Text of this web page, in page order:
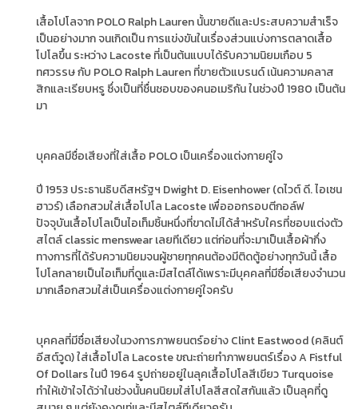
เสื้อโปโลจาก POLO Ralph Lauren นั้นขายดีและประสบความสำเร็จ
เป็นอย่างมาก จนเกิดเป็น การแข่งขันในเรื่องส่วนแบ่งการตลาดเสื้อ
โปโลขึ้น ระหว่าง Lacoste ที่เป็นต้นแบบได้รับความนิยมเกือบ 5
ทศวรรษ กับ POLO Ralph Lauren ที่ขายตัวแบรนด์ เน้นความคลาส
สิกและเรียบหรู ซึ่งเป็นที่ชื่นชอบของคนอเมริกัน ในช่วงปี 1980 เป็นต้น
มา
บุคคลมีชื่อเสียงที่ใส่เสื้อ POLO เป็นเครื่องแต่งกายคู่ใจ
ปี 1953 ประธานธิบดีสหรัฐฯ Dwight D. Eisenhower (ดไวต์ ดี. ไอเซน
ฮาวร์) เลือกสวมใส่เสื้อโปโล Lacoste เพื่อออกรอบตีกอล์ฟ
ปัจจุบันเสื้อโปโลเป็นไอเท็มชิ้นหนึ่งที่ขาดไม่ได้สำหรับใครที่ชอบแต่งตัว
สไตล์ classic menswear เลยทีเดียว แต่ก่อนที่จะมาเป็นเสื้อผ้ากึ่ง
ทางการที่ได้รับความนิยมจนผู้ชายทุกคนต้องมีติดตู้อย่างทุกวันนี้ เสื้อ
โปโลกลายเป็นไอเท็มที่ดูและมีสไตล์ได้เพราะมีบุคคลที่มีชื่อเสียงจำนวน
มากเลือกสวมใส่เป็นเครื่องแต่งกายคู่ใจครับ
บุคคลที่มีชื่อเสียงในวงการภาพยนตร์อย่าง Clint Eastwood (คลินต์
อีสต์วูด) ใส่เสื้อโปโล Lacoste ขณะถ่ายทำภาพยนตร์เรื่อง A Fistful
Of Dollars ในปี 1964 รูปถ่ายอยู่ในลุคเสื้อโปโลสีเขียว Turquoise
ทำให้เข้าใจได้ว่าในช่วงนั้นคนนิยมใส่โปโลสีสดใสกันแล้ว เป็นลุคที่ดู